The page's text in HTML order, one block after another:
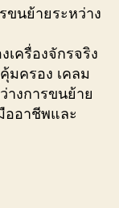
ขนย้ายระหว่าง
ครื่องจักรจริง
มครอง เคลม
างการขนย้าย
ออาชีพและ